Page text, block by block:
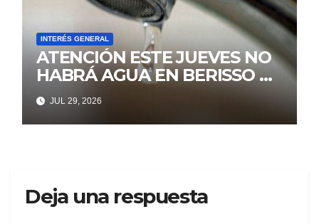
INTERÉS GENERAL
ATENCIÓN ESTE JUEVES NO
HABRÁ AGUA EN BERISSO NI
ENSENADA
JUL 29, 2026
Deja una respuesta